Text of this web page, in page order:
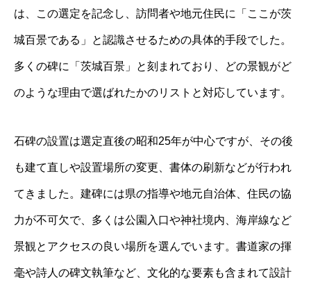
は、この選定を記念し、訪問者や地元住民に「ここが茨
城百景である」と認識させるための具体的手段でした。
多くの碑に「茨城百景」と刻まれており、どの景観がど
のような理由で選ばれたかのリストと対応しています。
石碑の設置は選定直後の昭和25年が中心ですが、その後
も建て直しや設置場所の変更、書体の刷新などが行われ
てきました。建碑には県の指導や地元自治体、住民の協
力が不可欠で、多くは公園入口や神社境内、海岸線など
景観とアクセスの良い場所を選んでいます。書道家の揮
毫や詩人の碑文執筆など、文化的な要素も含まれて設計